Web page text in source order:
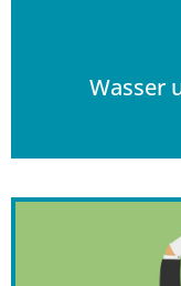
Wasser